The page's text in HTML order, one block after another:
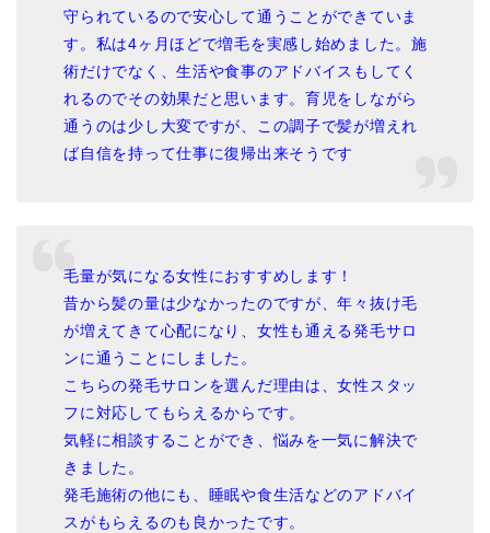
守られているので安心して通うことができていま
す。私は4ヶ月ほどで増毛を実感し始めました。施
術だけでなく、生活や食事のアドバイスもしてく
れるのでその効果だと思います。育児をしながら
通うのは少し大変ですが、この調子で髪が増えれ
ば自信を持って仕事に復帰出来そうです
毛量が気になる女性におすすめします！
昔から髪の量は少なかったのですが、年々抜け毛
が増えてきて心配になり、女性も通える発毛サロ
ンに通うことにしました。
こちらの発毛サロンを選んだ理由は、女性スタッ
フに対応してもらえるからです。
気軽に相談することができ、悩みを一気に解決で
きました。
発毛施術の他にも、睡眠や食生活などのアドバイ
スがもらえるのも良かったです。